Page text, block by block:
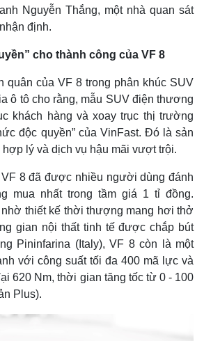
Multimedia
Video
Ảnh
E-Magazine
Infographic
Nguyễn Thắng, một nhà quan sát
định.
cho thành công của VF 8
quân của VF 8 trong phân khúc SUV
ô tô cho rằng, mẫu SUV điện thương
khách hàng và xoay trục thị trường
độc quyền” của VinFast. Đó là sản
hợp lý và dịch vụ hậu mãi vượt trội.
8 đã được nhiều người dùng đánh
mua nhất trong tầm giá 1 tỉ đồng.
nhờ thiết kế thời thượng mang hơi thở
gian nội thất tinh tế được chắp bút
Pininfarina (Italy), VF 8 còn là một
với công suất tối đa 400 mã lực và
620 Nm, thời gian tăng tốc từ 0 - 100
Plus).